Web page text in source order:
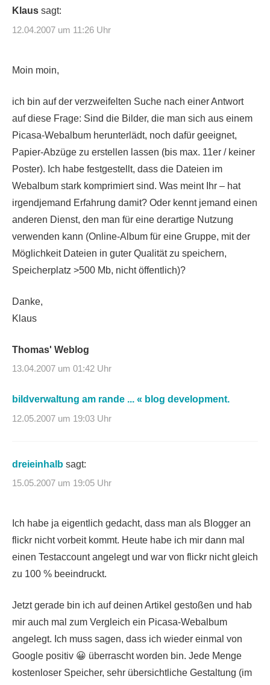
Klaus sagt:
12.04.2007 um 11:26 Uhr
Moin moin,
ich bin auf der verzweifelten Suche nach einer Antwort
auf diese Frage: Sind die Bilder, die man sich aus einem
Picasa-Webalbum herunterlädt, noch dafür geeignet,
Papier-Abzüge zu erstellen lassen (bis max. 11er / keiner
Poster). Ich habe festgestellt, dass die Dateien im
Webalbum stark komprimiert sind. Was meint Ihr – hat
irgendjemand Erfahrung damit? Oder kennt jemand einen
anderen Dienst, den man für eine derartige Nutzung
verwenden kann (Online-Album für eine Gruppe, mit der
Möglichkeit Dateien in guter Qualität zu speichern,
Speicherplatz >500 Mb, nicht öffentlich)?
Danke,
Klaus
Thomas' Weblog
13.04.2007 um 01:42 Uhr
bildverwaltung am rande ... « blog development.
12.05.2007 um 19:03 Uhr
dreieinhalb sagt:
15.05.2007 um 19:05 Uhr
Ich habe ja eigentlich gedacht, dass man als Blogger an
flickr nicht vorbeit kommt. Heute habe ich mir dann mal
einen Testaccount angelegt und war von flickr nicht gleich
zu 100 % beeindruckt.
Jetzt gerade bin ich auf deinen Artikel gestoßen und hab
mir auch mal zum Vergleich ein Picasa-Webalbum
angelegt. Ich muss sagen, dass ich wieder einmal von
Google positiv 😀 überrascht worden bin. Jede Menge
kostenloser Speicher, sehr übersichtliche Gestaltung (im